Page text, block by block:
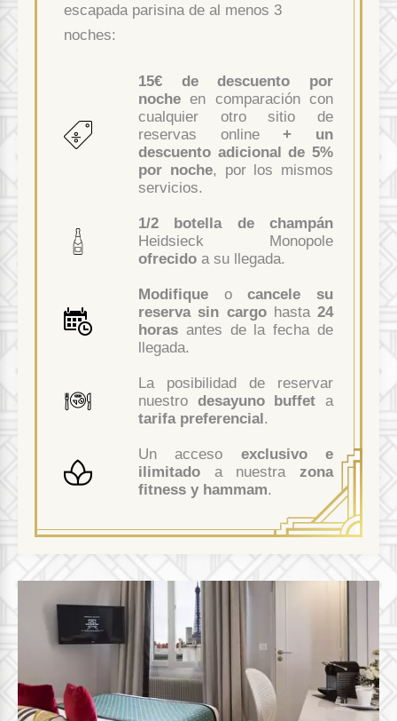
escapada parisina de al menos 3
noches:
15€ de descuento por
noche en comparación con
cualquier otro sitio de
reservas online+ un
descuento adicional de 5%
por noche, por los mismos
servicios.
1/2 botella de champán
Heidsieck Monopole
ofrecido a su llegada.
Modifique ocancele su
reserva sin cargohasta24
horas antes de la fecha de
llegada.
La posibilidad de reservar
nuestro desayuno buffet a
tarifa preferencial.
Un acceso exclusivo e
ilimitado a nuestra zona
fitness y hammam.